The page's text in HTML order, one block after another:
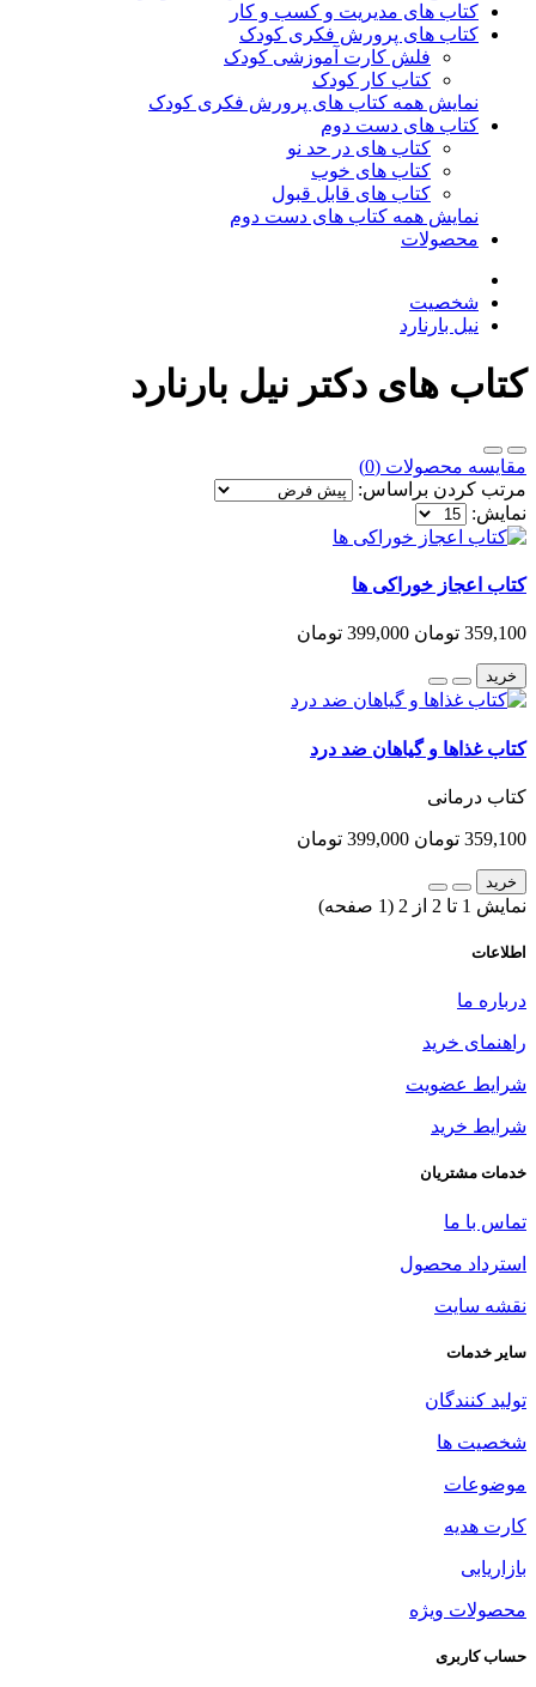
کتاب های مدیریت و کسب و کار
کتاب های پرورش فکری کودک
فلش کارت آموزشی کودک
کتاب کار کودک
نمایش همه کتاب های پرورش فکری کودک
کتاب های دست دوم
کتاب های در حد نو
کتاب های خوب
کتاب های قابل قبول
نمایش همه کتاب های دست دوم
محصولات
شخصیت
نیل بارنارد
کتاب های دکتر نیل بارنارد
مقایسه محصولات (0)
مرتب کردن براساس:
نمایش:
کتاب اعجاز خوراکی ها
359,100 تومان 399,000 تومان
خرید
کتاب غذاها و گیاهان ضد درد
کتاب درمانی
359,100 تومان 399,000 تومان
خرید
نمایش 1 تا 2 از 2 (1 صفحه)
اطلاعات
درباره ما
راهنمای خرید
شرایط عضویت
شرایط خرید
خدمات مشتریان
تماس با ما
استرداد محصول
نقشه سایت
سایر خدمات
تولید کنندگان
شخصیت ها
موضوعات
کارت هدیه
بازاریابی
محصولات ویژه
حساب کاربری